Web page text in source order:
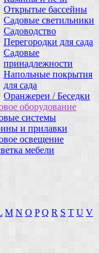
Открытые бассейны
Садовые светильники
Садоводство
Перегородки для сада
Садовые
принадлежности
Напольные покрытия
для сада
Оранжереи / Беседки
оборудование
системы
и прилавки
освещение
мебели
M N O P Q R S T U V